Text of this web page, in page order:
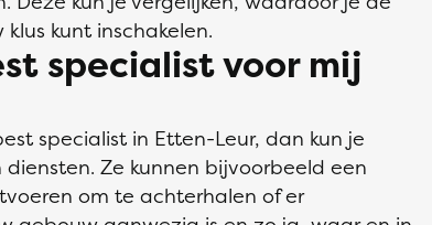
kunt inschakelen.
specialist voor mij
specialist in Etten-Leur, dan kun je
Ze kunnen bijvoorbeeld een
om te achterhalen of er